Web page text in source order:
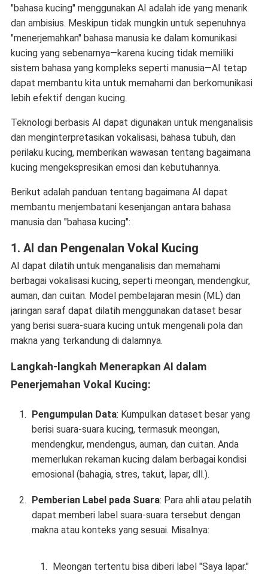
"bahasa kucing" menggunakan AI adalah ide yang menarik
dan ambisius. Meskipun tidak mungkin untuk sepenuhnya
"menerjemahkan" bahasa manusia ke dalam komunikasi
kucing yang sebenarnya—karena kucing tidak memiliki
sistem bahasa yang kompleks seperti manusia—AI tetap
dapat membantu kita untuk memahami dan berkomunikasi
lebih efektif dengan kucing.
Teknologi berbasis AI dapat digunakan untuk menganalisis
dan menginterpretasikan vokalisasi, bahasa tubuh, dan
perilaku kucing, memberikan wawasan tentang bagaimana
kucing mengekspresikan emosi dan kebutuhannya.
Berikut adalah panduan tentang bagaimana AI dapat
membantu menjembatani kesenjangan antara bahasa
manusia dan "bahasa kucing":
1. AI dan Pengenalan Vokal Kucing
AI dapat dilatih untuk menganalisis dan memahami
berbagai vokalisasi kucing, seperti meongan, mendengkur,
auman, dan cuitan. Model pembelajaran mesin (ML) dan
jaringan saraf dapat dilatih menggunakan dataset besar
yang berisi suara-suara kucing untuk mengenali pola dan
makna yang terkandung di dalamnya.
Langkah-langkah Menerapkan AI dalam
Penerjemahan Vokal Kucing:
Pengumpulan Data: Kumpulkan dataset besar yang
berisi suara-suara kucing, termasuk meongan,
mendengkur, mendengus, auman, dan cuitan. Anda
memerlukan rekaman kucing dalam berbagai kondisi
emosional (bahagia, stres, takut, lapar, dll.).
Pemberian Label pada Suara: Para ahli atau pelatih
dapat memberi label suara-suara tersebut dengan
makna atau konteks yang sesuai. Misalnya:
Meongan tertentu bisa diberi label "Saya lapar."